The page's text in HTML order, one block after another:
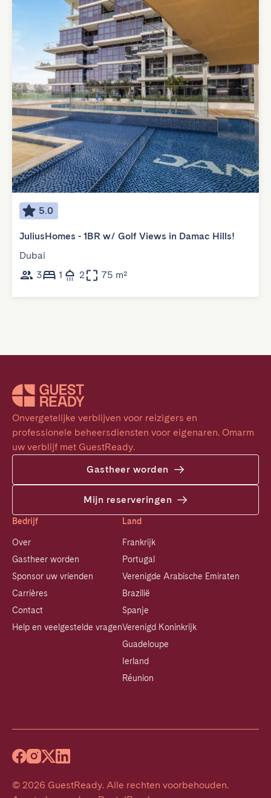
5.0
JuliusHomes - 1BR w/ Golf Views in Damac Hills!
Dubai
3
1 2 75 m²
Onvergetelijke verblijven voor reizigers en
professionele beheersdiensten voor eigenaren. Omarm
uw verblijf met GuestReady.
Gastheer worden
Mijn reserveringen
Bedrijf
Over
Gastheer worden
Sponsor uw vrienden
Carrières
Contact
Help en veelgestelde vragen
Land
Frankrijk
Portugal
Verenigde Arabische Emiraten
Brazilië
Spanje
Verenigd Koninkrijk
Guadeloupe
Ierland
Réunion
© 2026 GuestReady. Alle rechten voorbehouden.